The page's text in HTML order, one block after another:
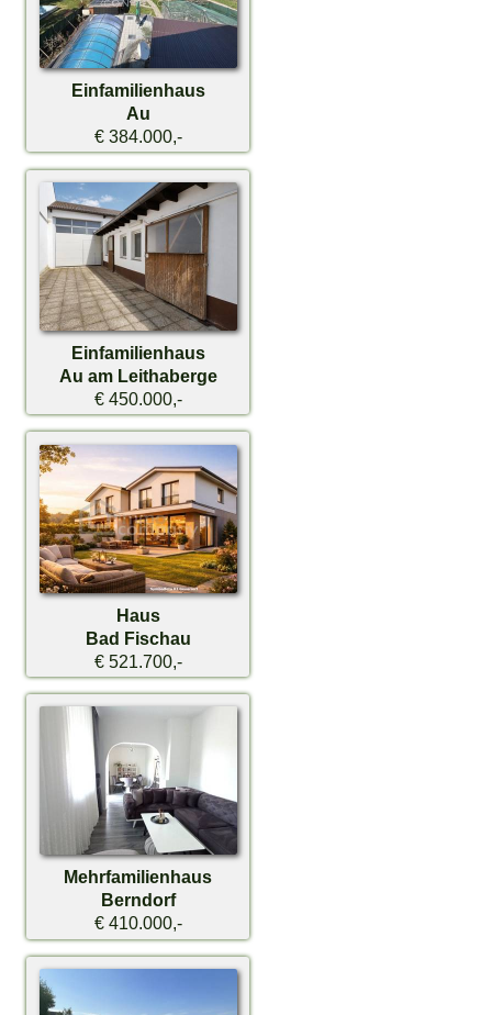
Einfamilienhaus
Au
€ 384.000,-
Einfamilienhaus
Au am Leithaberge
€ 450.000,-
Haus
Bad Fischau
€ 521.700,-
Mehrfamilienhaus
Berndorf
€ 410.000,-